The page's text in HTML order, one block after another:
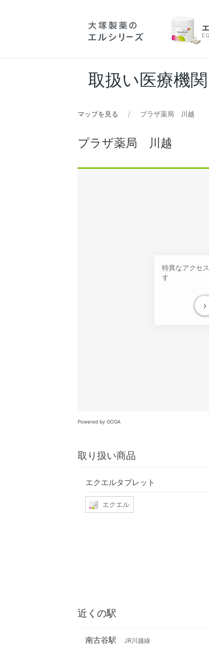
取扱い医療機
マップを見る プラザ薬局 川越
プラザ薬局 川越
特異なアクセ
す
›
Powered by GOGA
取り扱い商品
エクエルタブレット
エクエル
近くの駅
南古谷駅 JR川越線